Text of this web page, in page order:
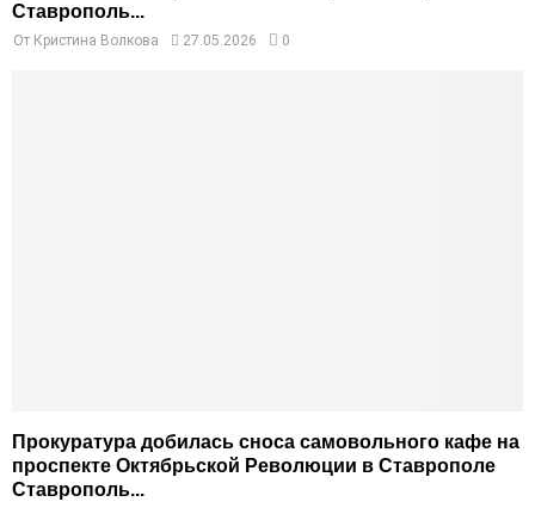
Ставрополь...
От Кристина Волкова 27.05.2026 0
Прокуратура добилась сноса самовольного кафе на
проспекте Октябрьской Революции в Ставрополе
Ставрополь...